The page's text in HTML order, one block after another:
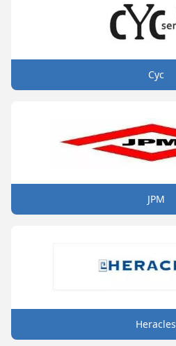
Cyc
JPM
Heracles